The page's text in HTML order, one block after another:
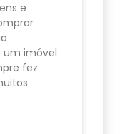
e
um imóvel
fez